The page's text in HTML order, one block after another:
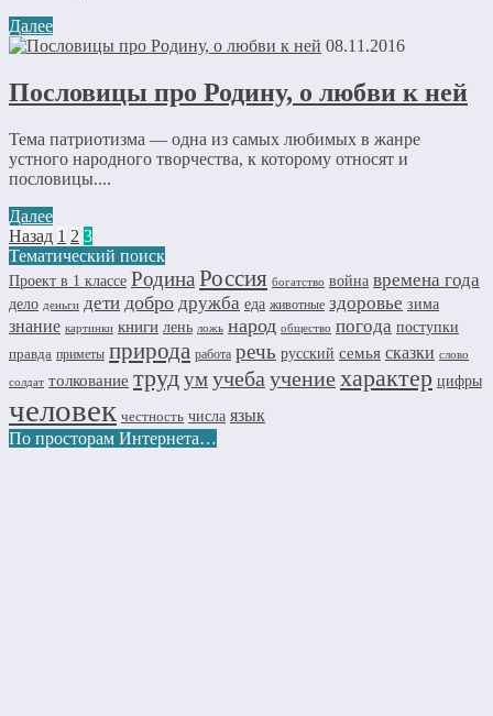
Далее
08.11.2016
Пословицы про Родину, о любви к ней
Тема патриотизма — одна из самых любимых в жанре
устного народного творчества, к которому относят и
пословицы....
Далее
Назад 1 2 3
Тематический поиск
Проект в 1 классе Родина Россия богатство война времена года
дело деньги дети добро дружба еда животные здоровье зима
знание картинки книги лень ложь народ общество погода поступки
правда приметы природа работа речь русский семья сказки слово
солдат толкование трудумучеба учениехарактер цифры
человек честность числа язык
По просторам Интернета…